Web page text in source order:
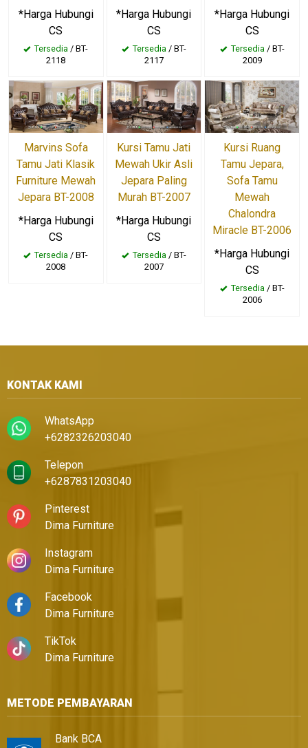
*Harga Hubungi
CS
Tersedia / BT-
2118
*Harga Hubungi
CS
Tersedia / BT-
2117
*Harga Hubungi
CS
Tersedia / BT-
2009
Marvins Sofa
Tamu Jati Klasik
Furniture Mewah
Jepara BT-2008
*Harga Hubungi
CS
Tersedia / BT-
2008
Kursi Tamu Jati
Mewah Ukir Asli
Jepara Paling
Murah BT-2007
*Harga Hubungi
CS
Tersedia/ BT-
2007
Kursi Ruang
Tamu Jepara,
Sofa Tamu
Mewah
Chalondra
Miracle BT-2006
*Harga Hubungi
CS
Tersedia/ BT-
2006
KONTAK KAMI
WhatsApp
+6282326203040
Telepon
+6287831203040
Pinterest
Dima Furniture
Instagram
Dima Furniture
Facebook
Dima Furniture
TikTok
Dima Furniture
METODE PEMBAYARAN
Bank BCA